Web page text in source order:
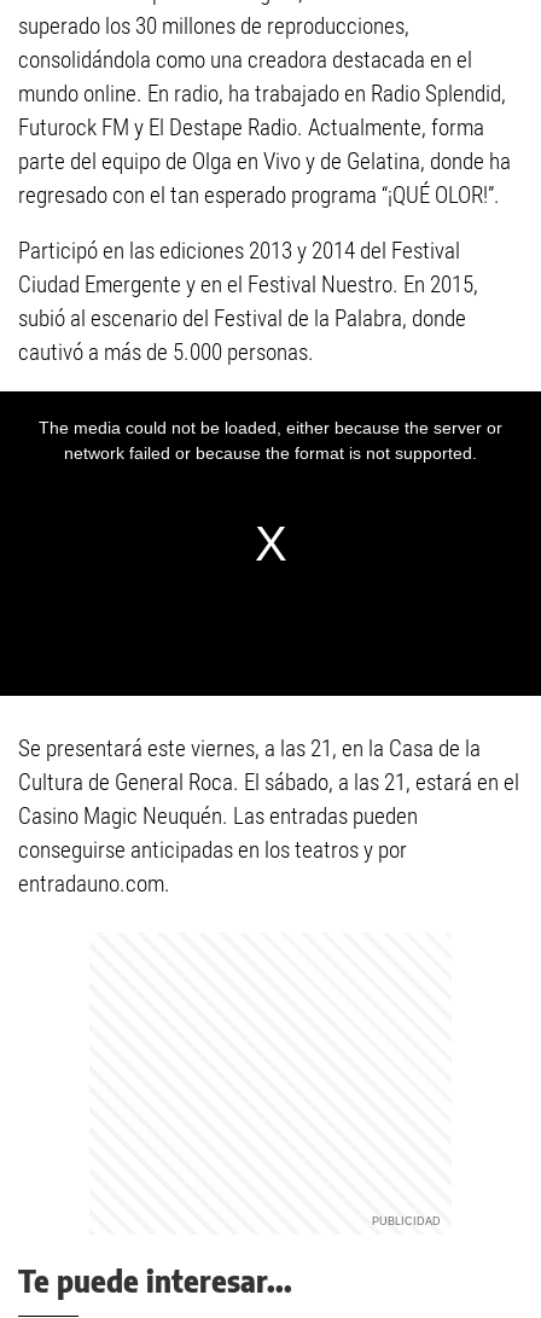
superado los 30 millones de reproducciones,
consolidándola como una creadora destacada en el
mundo online. En radio, ha trabajado en Radio Splendid,
Futurock FM y El Destape Radio. Actualmente, forma
parte del equipo de Olga en Vivo y de Gelatina, donde ha
regresado con el tan esperado programa “¡QUÉ OLOR!”.
Participó en las ediciones 2013 y 2014 del Festival
Ciudad Emergente y en el Festival Nuestro. En 2015,
subió al escenario del Festival de la Palabra, donde
cautivó a más de 5.000 personas.
Se presentará este viernes, a las 21, en la Casa de la
Cultura de General Roca. El sábado, a las 21, estará en el
Casino Magic Neuquén. Las entradas pueden
conseguirse anticipadas en los teatros y por
entradauno.com.
Te puede interesar...